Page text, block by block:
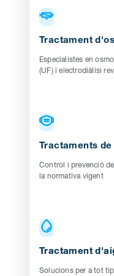
Tractament
Especialistes en
(UF) i electrodiàlisi
Tractaments
Control i prevenció
la normativa vigent
Tractament
Solucions per a tot